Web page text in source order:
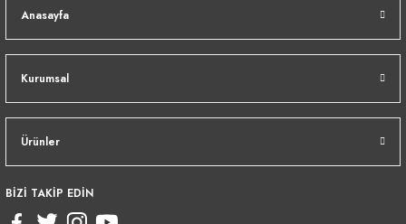
Anasayfa
Kurumsal
Ürünler
BİZİ TAKİP EDİN